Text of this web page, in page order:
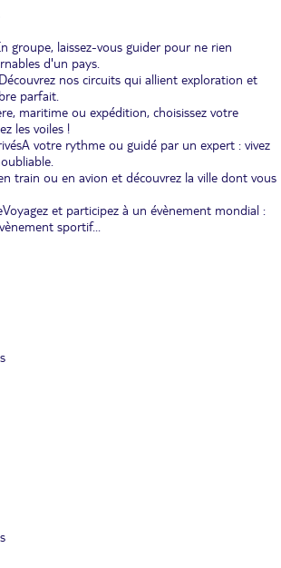
groupe, laissez-vous guider pour ne rien
d'un pays.
Découvrez nos circuits qui allient exploration et
parfait.
maritime ou expédition, choisissez votre
les voiles !
A votre rythme ou guidé par un expert : vivez
train ou en avion et découvrez la ville dont vous
Voyagez et participez à un évènement mondial :
sportif...